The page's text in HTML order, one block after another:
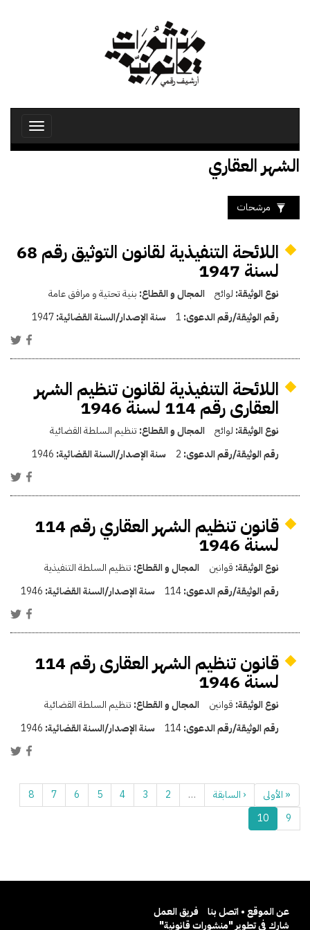
Toggle
الشهر العقاري
مرشحات
اللائحة التنفيذية لقانون التوثيق رقم 68
لسنة 1947
نوع الوثيقة: لوائح المجال و القطاع: بنية تحتية و مرافق عامة
رقم الوثيقة/رقم الدعوى: 1 سنة الإصدار/السنة القضائية:1947
اللائحة التنفيذية لقانون تنظيم الشهر
العقارى رقم 114 لسنة 1946
نوع الوثيقة: لوائح المجال و القطاع: تنظيم السلطة القضائية
رقم الوثيقة/رقم الدعوى: 2 سنة الإصدار/السنة القضائية: 1946
قانون تنظيم الشهر العقاري رقم 114
لسنة 1946
نوع الوثيقة: قوانين المجال و القطاع: تنظيم السلطة التنفيذية
رقم الوثيقة/رقم الدعوى:114 سنة الإصدار/السنة القضائية: 1946
قانون تنظيم الشهر العقارى رقم 114
لسنة 1946
نوع الوثيقة: قوانين المجال و القطاع: تنظيم السلطة القضائية
رقم الوثيقة/رقم الدعوى:114 سنة الإصدار/السنة القضائية: 1946
« الأولى ‹ السابقة …
2
3
4
5
6
7
8
9
10
عن الموقع • اتصل بنا
فريق العمل
شارك في تطوير "منشورات قانونية"